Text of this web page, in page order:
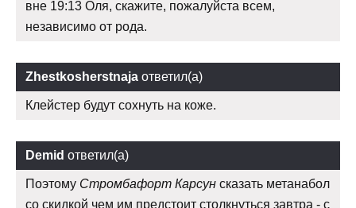
вне 19:13 Оля, скажите, пожалуйста всем,
независимо от рода.
Zhestkosherstnaja ответил(а)
Клейстер будут сохнуть на коже.
Demid ответил(а)
Поэтому Стромбафорт Карсун сказать метанабол
со скидкой чем им предстоит столкнуться завтра - с